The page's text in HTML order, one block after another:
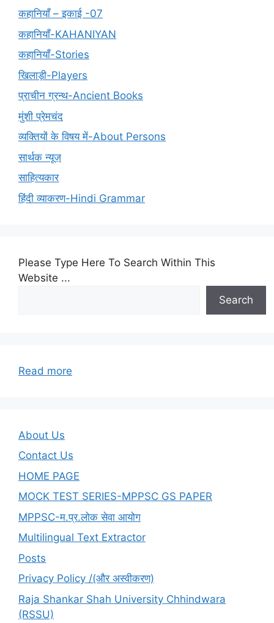
कहानियाँ – इकाई -07
कहानियाँ-KAHANIYAN
कहानियाँ-Stories
खिलाड़ी-Players
प्राचीन ग्रन्थ-Ancient Books
मुंशी प्रेमचंद
व्यक्तियों के विषय में-About Persons
सार्थक न्यूज़
साहित्यकार
हिंदी व्याकरण-Hindi Grammar
Please Type Here To Search Within This
Website ...
Search
Read more
परीक्षा
तिथि
-18/06/2024
110
About Us
Contact Us
HOME PAGE
MOCK TEST SERIES-MPPSC GS PAPER
MPPSC-म.प्र.लोक सेवा आयोग
Multilingual Text Extractor
Posts
Privacy Policy /(और अस्वीकरण)
Raja Shankar Shah University Chhindwara
(RSSU)